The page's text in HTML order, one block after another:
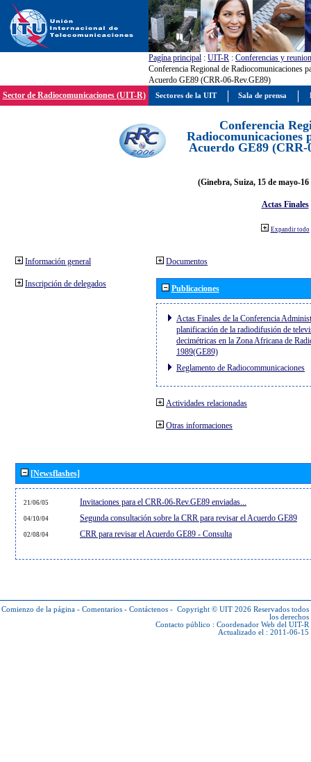
Pagína principal : UIT-R : Conferencias y
Conferencia Regional de Radiocomunicaciones
Acuerdo GE89 (CRR-06-Rev.GE89)
Sector de Radiocomunicaciones (UIT-R)
Conferencia
Radiocomunicaciones
Acuerdo GE89 (CRR-
(Ginebra, Suiza, 15 de mayo-
Actas Finales
Expandir todo
Información general
Inscripción de delegados
Documentos
Publicaciones
Actas Finales de la Conferencia
planificación de la radiodifusión de
decimétricas en la Zona Africana de
1989(GE89)
Reglamento de Radiocommunicaciones
Actividades relacionadas
Otras informaciones
[Newsflashes]
21/06/05 Invitaciones para el CRR-06-Rev.GE89 enviadas...
04/10/04 Segunda consultación sobre la CRR para revisar el Acuerdo GE89
02/08/04 CRR para revisar el Acuerdo GE89 - Consulta
Comienzo de la página - Comentarios - Contáctenos - Copyright © UIT 2026 Reservados todos
los derechos
Contacto público : Coordenador Web del UIT-R
Actualizado el : 2011-06-15
Sectores de la UIT Sala de prensa